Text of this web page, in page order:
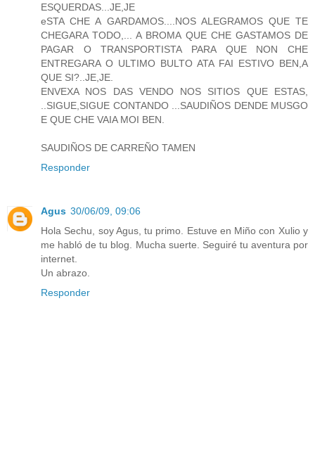
ESQUERDAS...JE,JE
eSTA CHE A GARDAMOS....NOS ALEGRAMOS QUE TE
CHEGARA TODO,... A BROMA QUE CHE GASTAMOS DE
PAGAR O TRANSPORTISTA PARA QUE NON CHE
ENTREGARA O ULTIMO BULTO ATA FAI ESTIVO BEN,A
QUE SI?..JE,JE.
ENVEXA NOS DAS VENDO NOS SITIOS QUE ESTAS,
..SIGUE,SIGUE CONTANDO ...SAUDIÑOS DENDE MUSGO
E QUE CHE VAIA MOI BEN.
SAUDIÑOS DE CARREÑO TAMEN
Responder
Agus 30/06/09, 09:06
Hola Sechu, soy Agus, tu primo. Estuve en Miño con Xulio y
me habló de tu blog. Mucha suerte. Seguiré tu aventura por
internet.
Un abrazo.
Responder